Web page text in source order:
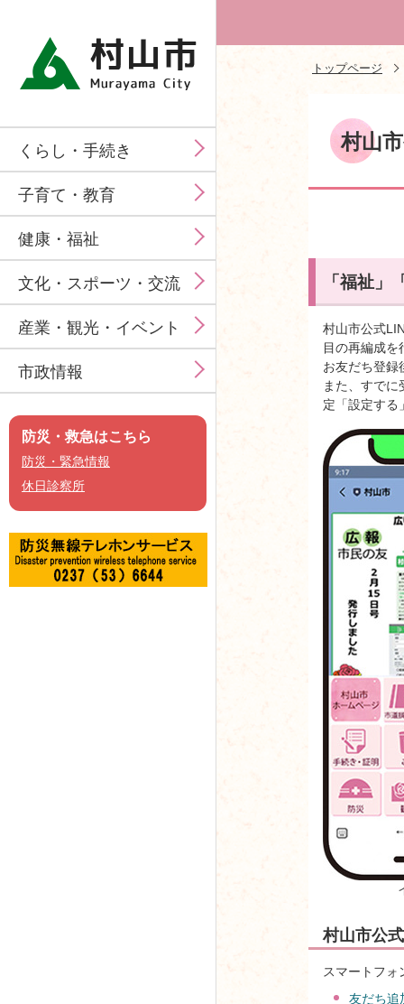
くらし・手続き
子育て・教育
健康・福祉
文化・スポーツ・交流
産業・観光・イベント
市政情報
防災・救急はこちら
防災・緊急情報
休日診察所
トップページ
村山
「福祉
村山市公式
目の再編成を
お友だち登録
また、すで
定「設定する
村山市公
スマートフ
友だち追